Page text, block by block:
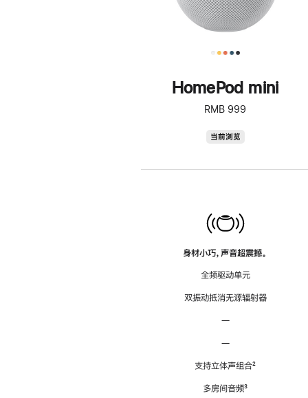
HomePod mini
RMB 999
当前浏览
身材小巧，声音超震撼。
全频驱动单元
双振动抵消无源辐射器
—
—
支持立体声组合脚
²
多房间音频脚
³